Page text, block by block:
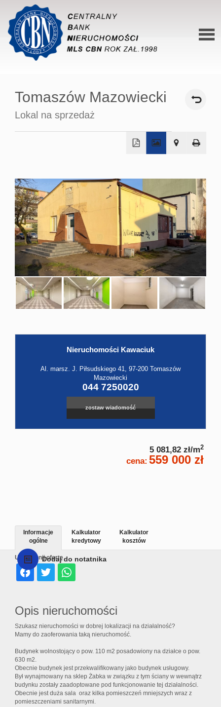
O
Hale
Tomaszów Mazowiecki
Lokal na sprzedaż
−
Nieruchomości Kawaciuk
Al. marsz. J. Piłsudskiego 41, 97-200 Tomaszów
Mazowiecki
044 7250020
zostaw wiadomość
5 081,82 zł/m2
cena: 559 000 zł
Dodaj do notatnika
Udostępnij ofertę
Informacje
ogólne
Kalkulator
kredytowy
Kalkulator
kosztów
Opis nieruchomości
Szukasz nieruchomości w dobrej lokalizacji na działalność?
Mamy do zaoferowania taką nieruchomość.
Budynek wolnostojący o pow. 110 m2 posadowiony na działce o pow.
630 m2.
Obecnie budynek jest przekwalifikowany jako budynek usługowy.
Był wynajmowany na sklep Żabka w związku z tym ściany w wewnątrz
budynku zostały zaadoptowane pod funkcjonowanie tej działalności.
Obecnie jest duża sala oraz kilka pomieszczeń mniejszych wraz z
pomieszczeniami sanitarnymi.